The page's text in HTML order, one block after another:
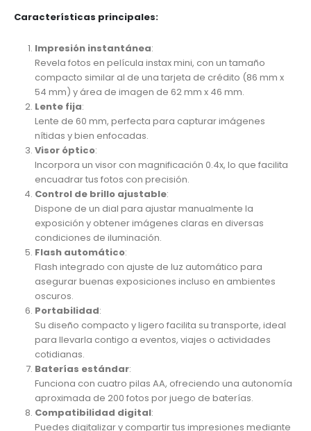
Características principales:
Impresión instantánea:
Revela fotos en película instax mini, con un tamaño
compacto similar al de una tarjeta de crédito (86 mm x
54 mm) y área de imagen de 62 mm x 46 mm.
Lente fija:
Lente de 60 mm, perfecta para capturar imágenes
nítidas y bien enfocadas.
Visor óptico:
Incorpora un visor con magnificación 0.4x, lo que facilita
encuadrar tus fotos con precisión.
Control de brillo ajustable:
Dispone de un dial para ajustar manualmente la
exposición y obtener imágenes claras en diversas
condiciones de iluminación.
Flash automático:
Flash integrado con ajuste de luz automático para
asegurar buenas exposiciones incluso en ambientes
oscuros.
Portabilidad:
Su diseño compacto y ligero facilita su transporte, ideal
para llevarla contigo a eventos, viajes o actividades
cotidianas.
Baterías estándar:
Funciona con cuatro pilas AA, ofreciendo una autonomía
aproximada de 200 fotos por juego de baterías.
Compatibilidad digital:
Puedes digitalizar y compartir tus impresiones mediante